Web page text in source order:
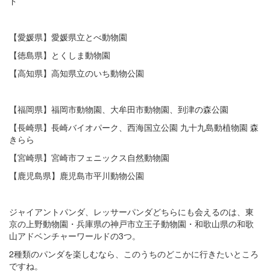
【愛媛県】愛媛県立とべ動物園
【徳島県】とくしま動物園
【高知県】高知県立のいち動物公園
【福岡県】福岡市動物園、大牟田市動物園、到津の森公園
【長崎県】長崎バイオパーク、西海国立公園 九十九島動植物園 森
きらら
【宮崎県】宮崎市フェニックス自然動物園
【鹿児島県】鹿児島市平川動物公園
ジャイアントパンダ、レッサーパンダどちらにも会えるのは、東
京の上野動物園・兵庫県の神戸市立王子動物園・和歌山県の和歌
山アドベンチャーワールドの3つ。
2種類のパンダを楽しむなら、このうちのどこかに行きたいところ
ですね。